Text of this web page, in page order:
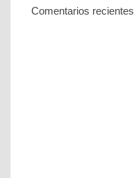
Comentarios recientes